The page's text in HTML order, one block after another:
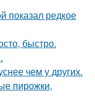
показал редкое
быстро.
чем у других.
пирожки,